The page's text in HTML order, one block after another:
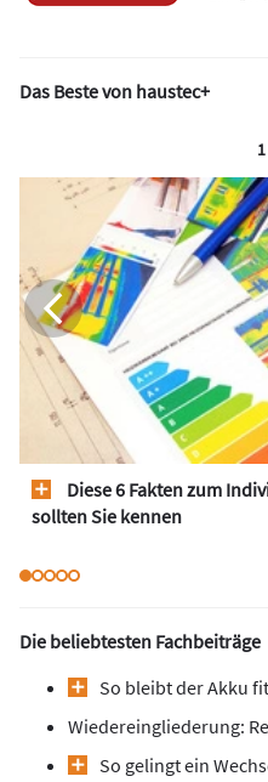
Das Beste von haustec+
Diese 6 Fakten zum
sollten Sie kennen
Die beliebtesten Fachbeiträge
So bleibt der Akku
Wiedereingliederung:
So gelingt ein